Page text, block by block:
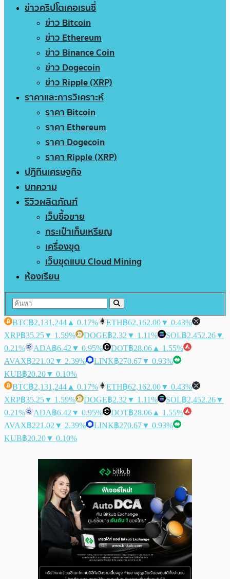
ข่าวคริปโตเคอเรนซี่
ข่าว Bitcoin
ข่าว Ethereum
ข่าว Binance Coin
ข่าว Dogecoin
ข่าว Ripple (XRP)
ราคาและการวิเคราะห์
ราคา Bitcoin
ราคา Ethereum
ราคา Dogecoin
ราคา Ripple (XRP)
ปฏิทินเศรษฐกิจ
บทความ
รีวิวผลิตภัณฑ์
เว็บซื้อขาย
กระเป๋าเก็บเหรียญ
เครื่องขุด
เว็บขุดแบบ Cloud Mining
ห้องเรียน
BTC฿2,131,244 ▲ 0.17% ETH฿62,162.00▼ 0.43%
XRP฿35.25▼ 1.59% DOGE฿2.32 ▼ 1.11% SOL฿2,452.26▼
0.21%
ADA฿6.42 ▼ 0.95% DOT฿28.06 ▲ 1.55%
AVAX฿221.02 ▼ 2.39% LINK฿270.67▼ 0.93%
KUB฿20.20▼ 0.10%
BTC฿2,131,244 ▲ 0.17% ETH฿62,162.00▼ 0.43%
XRP฿35.25▼ 1.59% DOGE฿2.32 ▼ 1.11% SOL฿2,452.26▼
0.21%
ADA฿6.42 ▼ 0.95% DOT฿28.06 ▲ 1.55%
AVAX฿221.02 ▼ 2.39% LINK฿270.67▼ 0.93%
KUB฿20.20▼ 0.10%